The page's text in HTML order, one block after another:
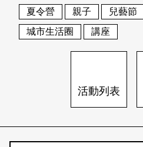
地圖搜尋
關於我們
刊物索取地點
會員基本資料
刊登活動
網站導覽
日本語
夏令營
親子 兒藝節
城市生活圈
講座
活動列表